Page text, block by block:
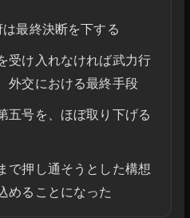
最終決断を下する
受け入れなければ武力行
外交における最終手段
五号を、ほぼ取り下げる
で押し通そうとした構想
めることになった